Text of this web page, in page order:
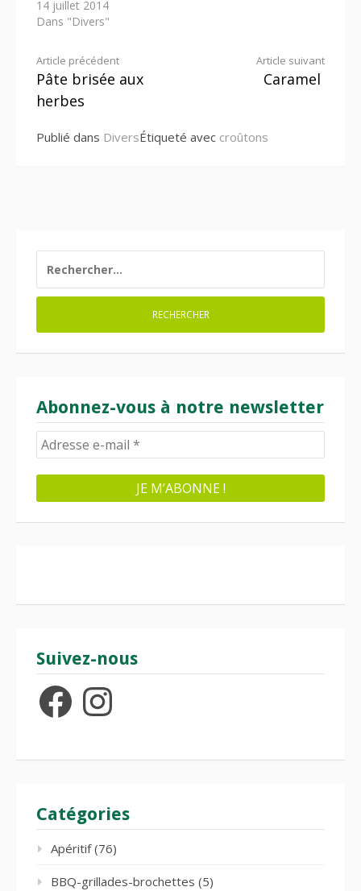
14 juillet 2014
Dans "Divers"
Lire
la
Article précédent
Pâte brisée aux
herbes
Article suivant
Caramel
Publié dans DiversÉtiqueté avec croûtons
Abonnez-vous à notre newsletter
Suivez-nous
FacebookInstagram
Catégories
Apéritif(76)
BBQ-grillades-brochettes (5)